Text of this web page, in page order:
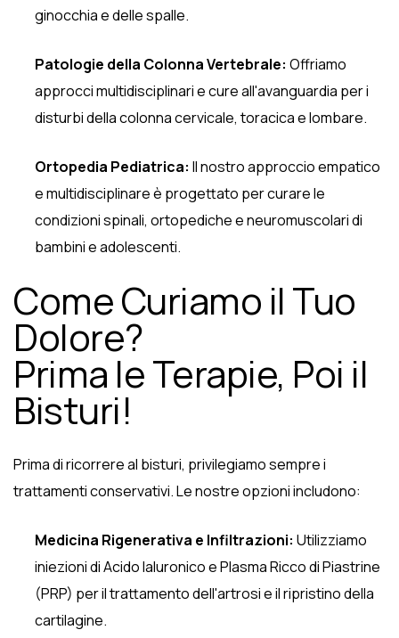
ginocchia e delle spalle.
Patologie della Colonna Vertebrale: Offriamo
approcci multidisciplinari e cure all'avanguardia per i
disturbi della colonna cervicale, toracica e lombare.
Ortopedia Pediatrica: Il nostro approccio empatico
e multidisciplinare è progettato per curare le
condizioni spinali, ortopediche e neuromuscolari di
bambini e adolescenti.
Come Curiamo il Tuo
Dolore?
Prima le Terapie, Poi il
Bisturi!
Prima di ricorrere al bisturi, privilegiamo sempre i
trattamenti conservativi. Le nostre opzioni includono:
Medicina Rigenerativa e Infiltrazioni: Utilizziamo
iniezioni di Acido Ialuronico e Plasma Ricco di Piastrine
(PRP) per il trattamento dell'artrosi e il ripristino della
cartilagine.